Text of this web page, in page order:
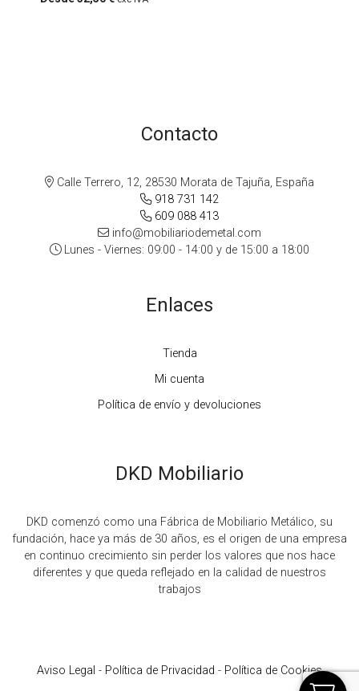
Contacto
Calle Terrero, 12, 28530 Morata de Tajuña, España
918 731 142
609 088 413
info@mobiliariodemetal.com
Lunes - Viernes: 09:00 - 14:00 y de 15:00 a 18:00
Enlaces
Tienda
Mi cuenta
Política de envío y devoluciones
DKD Mobiliario
DKD comenzó como una Fábrica de Mobiliario Metálico, su
fundación, hace ya más de 30 años, es el origen de una empresa
en continuo crecimiento sin perder los valores que nos hace
diferentes y que queda reflejado en la calidad de nuestros
trabajos
Aviso Legal - Política de Privacidad - Política de Cookies